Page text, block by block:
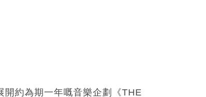
約為期一年嘅音樂企劃《THE